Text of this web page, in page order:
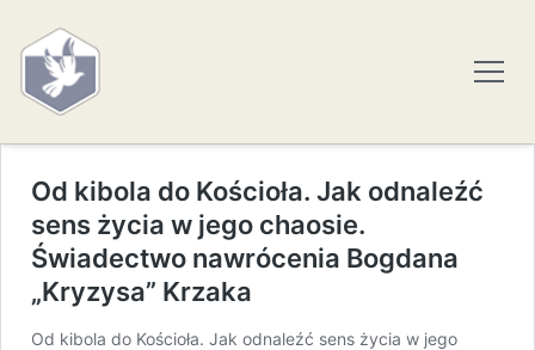
Od kibola do Kościoła. Jak odnaleźć
sens życia w jego chaosie.
Świadectwo nawrócenia Bogdana
„Kryzysa” Krzaka
Od kibola do Kościoła. Jak odnaleźć sens życia w jego